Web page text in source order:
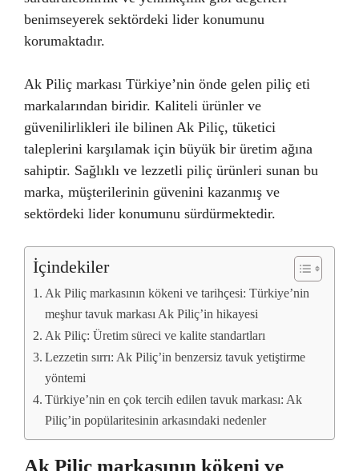
benimseyerek sektördeki lider konumunu
korumaktadır.
Ak Piliç markası Türkiye’nin önde gelen piliç eti
markalarından biridir. Kaliteli ürünler ve
güvenilirlikleri ile bilinen Ak Piliç, tüketici
taleplerini karşılamak için büyük bir üretim ağına
sahiptir. Sağlıklı ve lezzetli piliç ürünleri sunan bu
marka, müşterilerinin güvenini kazanmış ve
sektördeki lider konumunu sürdürmektedir.
İçindekiler
Ak Piliç markasının kökeni ve tarihçesi: Türkiye’nin
meşhur tavuk markası Ak Piliç’in hikayesi
Ak Piliç: Üretim süreci ve kalite standartları
Lezzetin sırrı: Ak Piliç’in benzersiz tavuk yetiştirme
yöntemi
Türkiye’nin en çok tercih edilen tavuk markası: Ak
Piliç’in popülaritesinin arkasındaki nedenler
Ak Piliç markasının kökeni ve